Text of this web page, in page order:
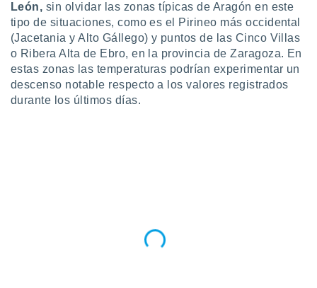
mediante
publicidad
publicidad
de
León, sin olvidar las zonas típicas de Aragón en este
tipo de situaciones, como es el Pirineo más occidental
(Jacetania y Alto Gállego) y puntos de las Cinco Villas
o Ribera Alta de Ebro, en la provincia de Zaragoza. En
estas zonas las temperaturas podrían experimentar un
descenso notable respecto a los valores registrados
durante los últimos días.